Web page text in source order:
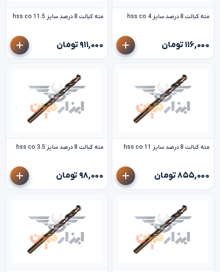
مته کبالت 8 درصد سایز 4 hss co
۱۱۶,۰۰۰ تومان
مته کبالت 8 درصد سایز 11.5 hss co
۹۱۱,۰۰۰ تومان
مته کبالت 8 درصد سایز 11 hss co
۸۵۵,۰۰۰ تومان
مته کبالت 8 درصد سایز 3.5 hss co
۹۸,۰۰۰ تومان